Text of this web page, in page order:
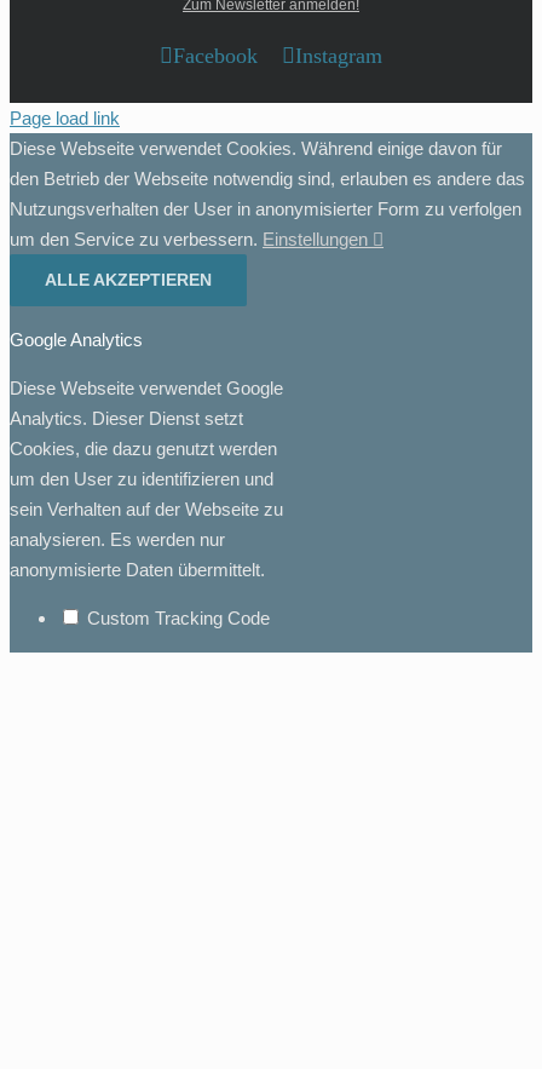
Zum Newsletter anmelden!
Facebook Instagram
Page load link
Diese Webseite verwendet Cookies. Während einige davon für
den Betrieb der Webseite notwendig sind, erlauben es andere das
Nutzungsverhalten der User in anonymisierter Form zu verfolgen
um den Service zu verbessern. Einstellungen
ALLE AKZEPTIEREN
Google Analytics
Diese Webseite verwendet Google
Analytics. Dieser Dienst setzt
Cookies, die dazu genutzt werden
um den User zu identifizieren und
sein Verhalten auf der Webseite zu
analysieren. Es werden nur
anonymisierte Daten übermittelt.
Custom Tracking Code